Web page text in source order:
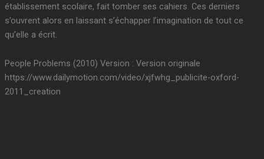
établissement scolaire, fait tomber ses cahiers. Ces derniers
s’ouvrent alors en laissant s’échapper l’imagination de tout ce
qu’elle a écrit.
People Problems (2010) Version : Version originale
https://www.dailymotion.com/video/xjfwhg_publicite-oxford-
2011_creation